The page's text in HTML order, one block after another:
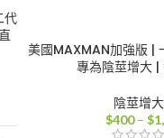
代
美國MAXMAN加強版 |
專為陰莖增大 |
陰莖增
$400 – $